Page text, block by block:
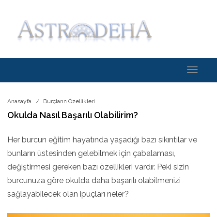
Toggle
Anasayfa Burçların Özellikleri
Okulda Nasıl Başarılı Olabilirim?
Her burcun eğitim hayatında yaşadığı bazı sıkıntılar ve
bunların üstesinden gelebilmek için çabalaması,
değiştirmesi gereken bazı özellikleri vardır. Peki sizin
burcunuza göre okulda daha başarılı olabilmenizi
sağlayabilecek olan ipuçları neler?